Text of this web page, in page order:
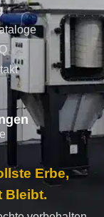
Erbe,
Bleibt.